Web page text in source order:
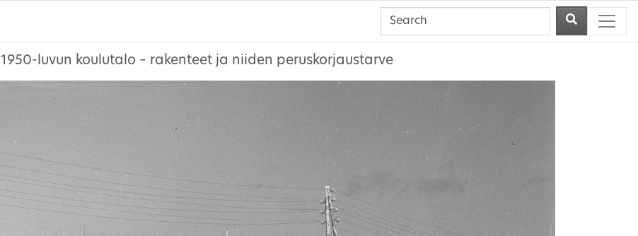
1950-luvun koulutalo – rakenteet ja niiden peruskorjaustarve